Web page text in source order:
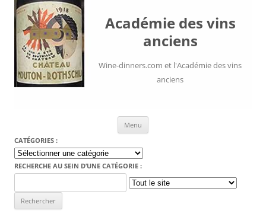
Académie des vins
anciens
Wine-dinners.com et l'Académie des vins
anciens
Menu
CATÉGORIES :
Catégories
:
RECHERCHE AU SEIN D’UNE CATÉGORIE :
for: